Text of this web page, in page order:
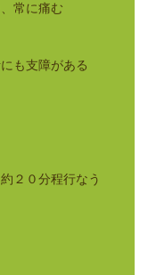
常に痛む
にも支障がある
２０分程行なう